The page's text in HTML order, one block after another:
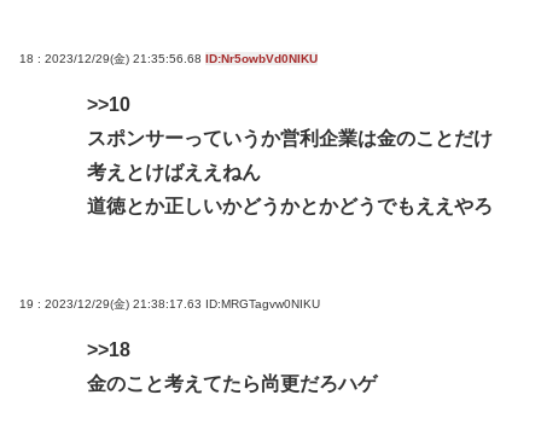
18 : 2023/12/29(金) 21:35:56.68 ID:Nr5owbVd0NIKU
>>10
スポンサーっていうか営利企業は金のことだけ
考えとけばええねん
道徳とか正しいかどうかとかどうでもええやろ
19 : 2023/12/29(金) 21:38:17.63 ID:MRGTagvw0NIKU
>>18
金のこと考えてたら尚更だろハゲ